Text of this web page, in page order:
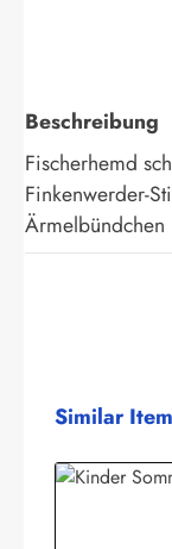
Beschreibung
Fischerhemd
Finkenwerder-
Produktgalerie
Similar